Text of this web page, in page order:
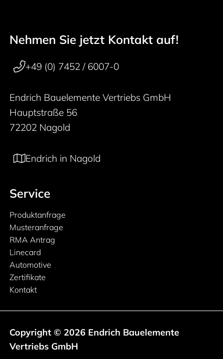
50 years
Footer navigation
Nehmen Sie jetzt Kontakt auf!
+49 (0) 7452 / 6007-0
Endrich Bauelemente Vertriebs GmbH
Hauptstraße 56
72202 Nagold
Endrich in Nagold
Service
Produktanfrage
Musteranfrage
RMA Antrag
Linecard
Automotive
Zertifikate
Kontakt
Copyright © 2026 Endrich Bauelemente
Vertriebs GmbH